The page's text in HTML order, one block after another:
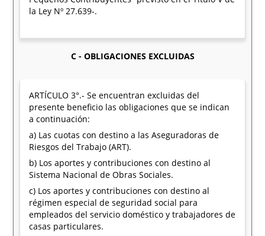
la Ley Nº 27.639-.
C - OBLIGACIONES EXCLUIDAS
ARTÍCULO 3°.- Se encuentran excluidas del
presente beneficio las obligaciones que se indican
a continuación:
a) Las cuotas con destino a las Aseguradoras de
Riesgos del Trabajo (ART).
b) Los aportes y contribuciones con destino al
Sistema Nacional de Obras Sociales.
c) Los aportes y contribuciones con destino al
régimen especial de seguridad social para
empleados del servicio doméstico y trabajadores de
casas particulares.